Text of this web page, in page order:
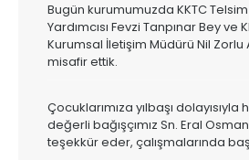
Bugün kurumumuzda KKTC
Yardımcısı Fevzi Tanpınar Bey ve
Kurumsal İletişim Müdürü Nil Zorlu
misafir ettik.
Çocuklarımıza yılbaşı
değerli bağışçımız Sn. Eral
teşekkür eder, çalışmalarında